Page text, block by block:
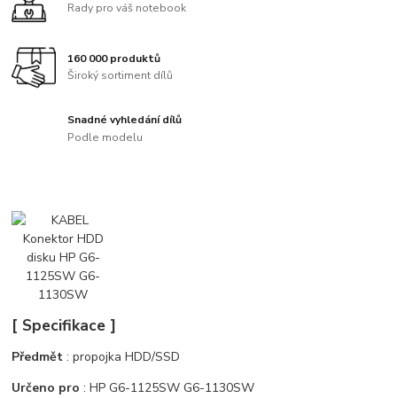
Rady pro váš notebook
160 000 produktů
Široký sortiment dílů
Snadné vyhledání dílů
Podle modelu
[ Specifikace ]
Předmět : propojka HDD/SSD
Určeno pro : HP G6-1125SW G6-1130SW